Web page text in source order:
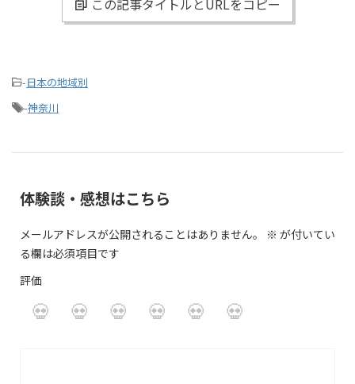
この記事タイトルとURLをコピー
-日本の地域別
-神奈川
体験談・感想はこちら
メールアドレスが公開されることはありません。 ※ が付いてい
る欄は必須項目です
評価